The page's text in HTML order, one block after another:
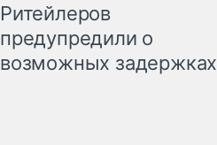
Ритейлеров
предупредили о
возможных задержках